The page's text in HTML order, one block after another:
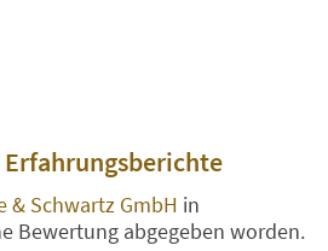
& Schwartz GmbH in
Bewertung abgegeben worden.